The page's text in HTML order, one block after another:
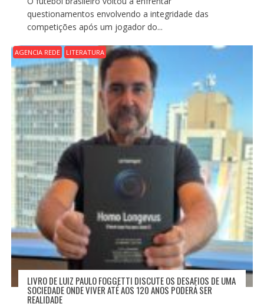
questionamentos envolvendo a integridade das
competições após um jogador do...
AGENCIA REDE LITERATURA
LIVRO DE LUIZ PAULO FOGGETTI DISCUTE OS DESAFIOS DE UMA
SOCIEDADE ONDE VIVER ATÉ AOS 120 ANOS PODERÁ SER
REALIDADE